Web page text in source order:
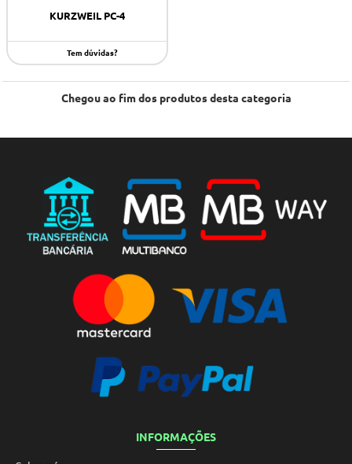
KURZWEIL PC-4
Tem dúvidas?
Chegou ao fim dos produtos desta categoria
INFORMAÇÕES